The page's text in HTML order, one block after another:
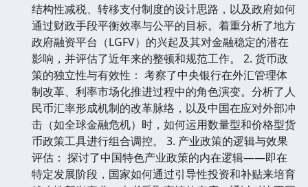
结构性减税、转移支付制度的设计思路，以及政府如何
通过财政手段平衡效率与公平的目标。着重分析了地方
政府融资平台（LGFV）的兴起及其对金融稳定的潜在
影响，并评估了近年来的整顿和规范工作。 2. 货币政
策的独立性与有效性： 考察了中央银行在外汇管理体
制改革、利率市场化推进过程中的角色演变。分析了人
民币汇率形成机制的改革脉络，以及中国在应对外部冲
击（如全球金融危机）时，如何运用数量型和价格型货
币政策工具进行组合调控。 3. 产业政策的逻辑与效果
评估： 探讨了中国特色产业政策的内在逻辑——即在
特定发展阶段，国家如何通过引导性投资和补贴来培育